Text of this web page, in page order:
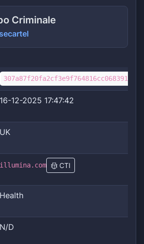
Criminale
16-12-2025 17:47:42
UK
illumina.com CTI
Health
N/D